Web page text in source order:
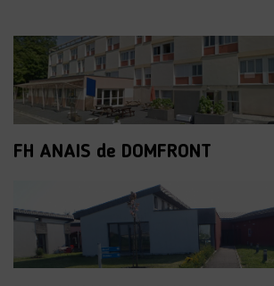
FH ANAIS de DOMFRONT